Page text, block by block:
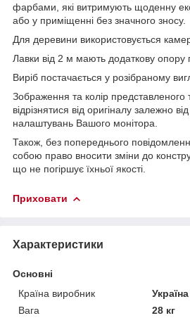
фарбами, які витримують щоденну
або у приміщенні без значного зносу.
Для деревини використовується
Лавки від 2 м мають додаткову опору
Виріб постачається у розібраному
Зображення та колір
відрізнятися від оригіналу залежно
налаштувань Вашого монітора.
Також, без попереднього
собою право вносити зміни до
що не погіршує їхньої якості.
Приховати
Характеристики
Основні
Країна виробник
Україна
Вага
28 кг